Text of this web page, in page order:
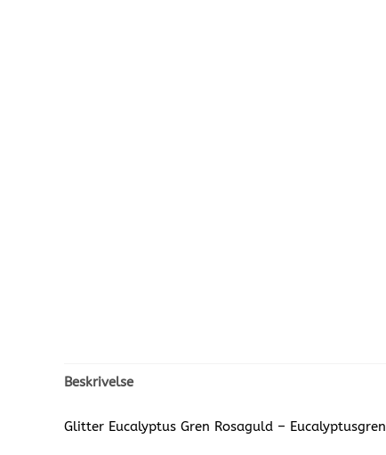
Beskrivelse
Glitter Eucalyptus Gren Rosaguld – Eucalyptusgren